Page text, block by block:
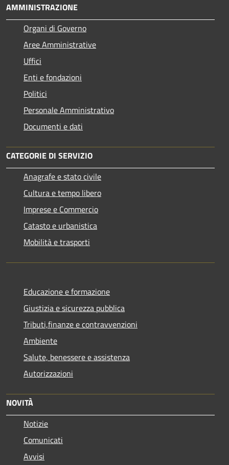
AMMINISTRAZIONE
Organi di Governo
Aree Amministrative
Uffici
Enti e fondazioni
Politici
Personale Amministrativo
Documenti e dati
CATEGORIE DI SERVIZIO
Anagrafe e stato civile
Cultura e tempo libero
Imprese e Commercio
Catasto e urbanistica
Mobilità e trasporti
Educazione e formazione
Giustizia e sicurezza pubblica
Tributi,finanze e contravvenzioni
Ambiente
Salute, benessere e assistenza
Autorizzazioni
NOVITÀ
Notizie
Comunicati
Avvisi